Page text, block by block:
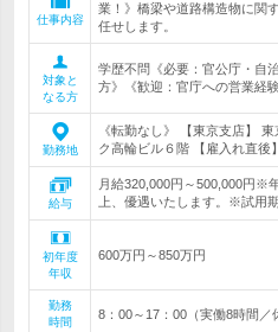
仕事内容
業！》橋梁や道路構造物に関
任せします。
対象と
なる方
学歴不問《必要：官公庁・自
方》《歓迎：官庁への営業経
勤務地
《転勤なし》 【東京支店】
ク高輪ビル６階 【雇入れ直後
給与
月給320,000円～500,000円※
上、優遇いたします。※試用
初年度
年収
600万円～850万円
勤務
時間
8：00～17：00（実働8時間／